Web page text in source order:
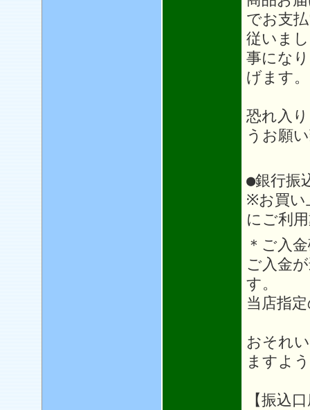
でお支
従いま
事にな
げます。
恐れ入
うお願
●銀行振
※お買い
にご利
＊ご入
ご入金
す。
当店指
おそれ
ますよ
【振込